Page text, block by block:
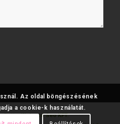
Web and Seo KFT.
Az oldal böngészésének
a cookie-k használatát.